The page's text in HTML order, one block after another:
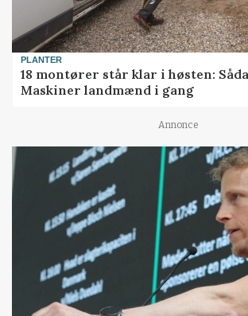
PLANTER
18 montører står klar i høsten:
Maskiner landmænd i gang
Annonce